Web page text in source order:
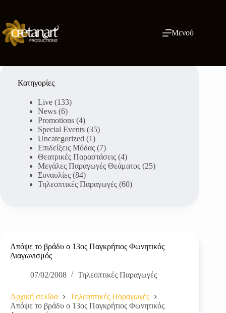
περιεχόμενο
Μενού
Απόψε το βράδυ ο 13ος Παγκρήτιος Φωνητικός
Διαγωνισμός
07/02/2008 Τηλεοπτικές Παραγωγές
Αρχική σελίδα
Τηλεοπτικές Παραγωγές
Απόψε το βράδυ ο 13ος Παγκρήτιος Φωνητικός
Κατηγορίες
Live (133)
News (6)
Promotions (4)
Special Events (35)
Uncategorized (1)
Επιδείξεις Μόδας (7)
Θεατρικές Παραστάσεις (4)
Μεγάλες Παραγωγές Θεάματος (25)
Συναυλίες (84)
Τηλεοπτικές Παραγωγές (60)